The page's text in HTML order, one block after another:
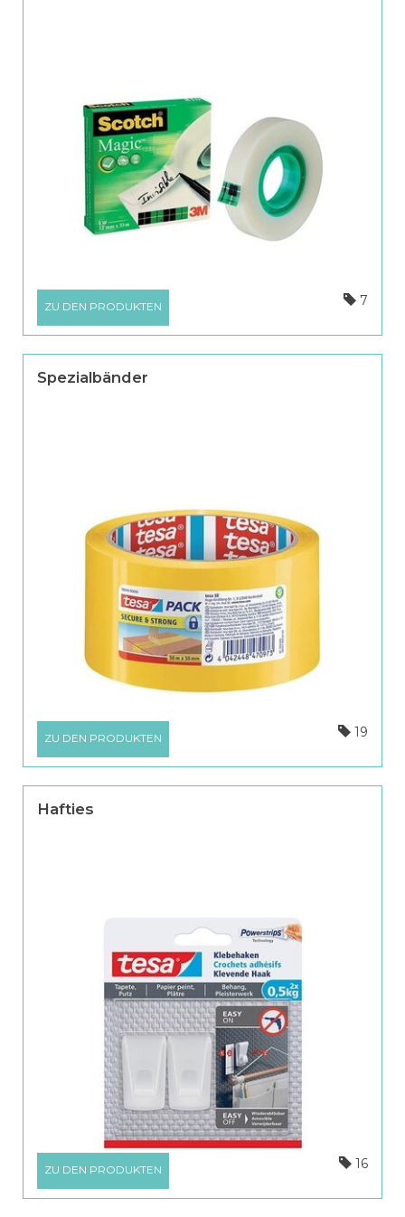
ZU DEN PRODUKTEN 7
Spezialbänder
ZU DEN PRODUKTEN 19
Hafties
ZU DEN PRODUKTEN 16